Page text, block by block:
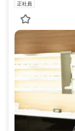
正社員